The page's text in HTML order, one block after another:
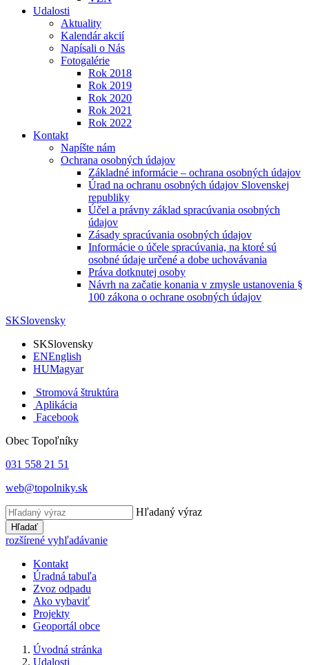
Udalosti
Aktuality
Kalendár akcií
Napísali o Nás
Fotogalérie
Rok 2018
Rok 2019
Rok 2020
Rok 2021
Rok 2022
Kontakt
Napíšte nám
Ochrana osobných údajov
Základné informácie – ochrana osobných údajov
Úrad na ochranu osobných údajov Slovenskej
republiky
Účel a právny základ spracúvania osobných
údajov
Zásady spracúvania osobných údajov
Informácie o účele spracúvania, na ktoré sú
osobné údaje určené a dobe uchovávania
Práva dotknutej osoby
Návrh na začatie konania v zmysle ustanovenia §
100 zákona o ochrane osobných údajov
SKSlovensky
SKSlovensky
ENEnglish
HUMagyar
Stromová štruktúra
Aplikácia
Facebook
Obec Topoľníky
031 558 21 51
web@topolniky.sk
Hľadaný výraz
Hľadať
rozšírené vyhľadávanie
Kontakt
Úradná tabuľa
Zvoz odpadu
Ako vybaviť
Projekty
Geoportál obce
Úvodná stránka
Udalosti